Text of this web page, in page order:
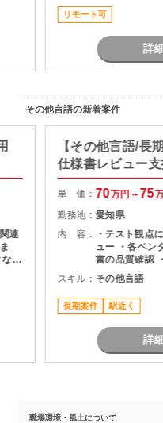
ーバの運用保
当
リモート可
詳
その他言語の新着案件
連
る
【その他言語/長
仕様書レビュー
単 価： 70万円～75
勤務地：愛知県
内 容：
・テスト観点
ュー ・各ベン
書の品質確認
・指摘事項の
ードバック ・
コミュニケーシ
スキル： その他言語
長期案件 駅近く
詳
職場環境・風土について